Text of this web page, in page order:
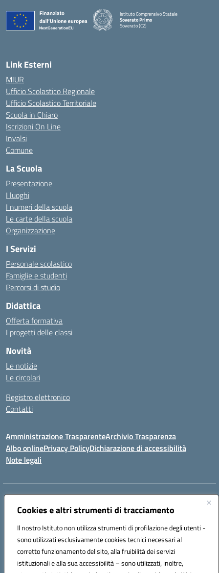
Cookies e altri strumenti di tracciamento
Il nostro Istituto non utilizza strumenti di profilazione degli utenti -
sono utilizzati esclusivamente cookies tecnici necessari al
corretto funzionamento del sito, alla fruibilità dei servizi
istituzionali e alla sua accessibilità – sono utilizzati, inoltre,
Istituto Comprensivo Statale
Soverato Primo
Soverato (CZ)
Link Esterni
MIUR
Ufficio Scolastico Regionale
Ufficio Scolastico Territoriale
Scuola in Chiaro
Iscrizioni On Line
Invalsi
Comune
La Scuola
Presentazione
I luoghi
I numeri della scuola
Le carte della scuola
Organizzazione
I Servizi
Personale scolastico
Famiglie e studenti
Percorsi di studio
Didattica
Offerta formativa
I progetti delle classi
Novità
Le notizie
Le circolari
Registro elettronico
Contatti
Amministrazione TrasparenteArchivio Trasparenza
Albo onlinePrivacy PolicyDichiarazione di accessibilità
Note legali
Indirizzo:
Centralino:096721161 Email:czic869004@istruzione.it
Codice fiscale: 84000710792
Codice meccanografico:
CZIC869004
Codice unico di fatturazione (CUF): UFKGA0